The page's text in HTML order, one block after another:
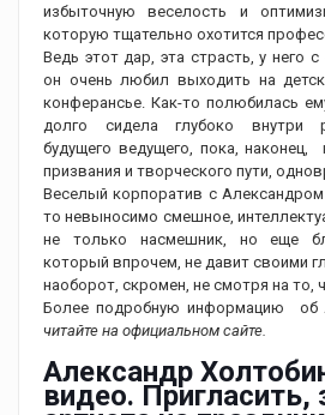
избыточную веселость и
которую тщательно охотится
Ведь этот дар, эта страсть, у него
он очень любил выходить на
конферансье. Как-то полюбилась
долго сидела глубоко внутри
будущего ведущего, пока,
призвания и творческого пути,
Веселый корпоратив с
то невыносимо смешное,
не только насмешник, но еще
который впрочем, не давит своими
наоборот, скромен, не смотря на то,
Более подробную информацию об
читайте на официальном сайте.
Александр
видео. Пригласить,